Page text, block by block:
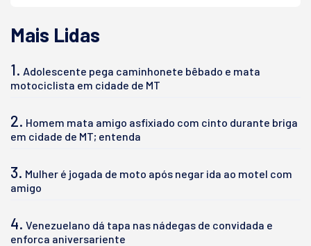
Mais Lidas
1. Adolescente pega caminhonete bêbado e mata
motociclista em cidade de MT
2. Homem mata amigo asfixiado com cinto durante briga
em cidade de MT; entenda
3. Mulher é jogada de moto após negar ida ao motel com
amigo
4. Venezuelano dá tapa nas nádegas de convidada e
enforca aniversariente